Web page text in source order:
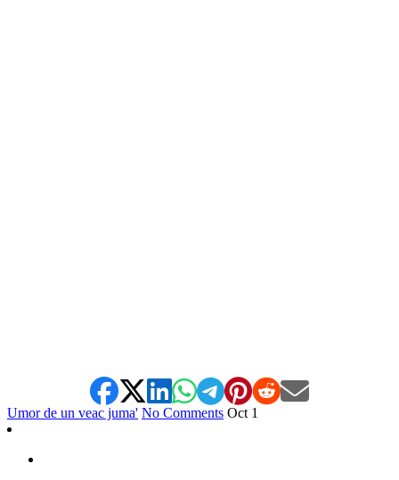
Umor de un veac juma' No Comments Oct 1